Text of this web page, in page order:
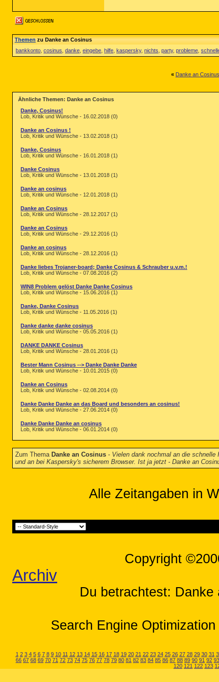
Themenzu Danke an Cosinus
bankkonto cosinus danke eingebe hilfe kaspersky, nichts party, probleme
« Danke an Cosinus
Ähnliche Themen: Danke an Cosinus
Danke, Cosinus!
Lob, Kritik und Wünsche - 16.02.2018 (0)
Danke an Cosinus !
Lob, Kritik und Wünsche - 13.02.2018 (1)
Danke, Cosinus
Lob, Kritik und Wünsche - 16.01.2018 (1)
Danke Cosinus
Lob, Kritik und Wünsche - 13.01.2018 (1)
Danke an cosinus
Lob, Kritik und Wünsche - 12.01.2018 (1)
Danke an Cosinus
Lob, Kritik und Wünsche - 28.12.2017 (1)
Danke an Cosinus
Lob, Kritik und Wünsche - 29.12.2016 (1)
Danke an cosinus
Lob, Kritik und Wünsche - 28.12.2016 (1)
Danke liebes Trojaner-board; Danke Cosinus & Schrauber u.v.m.!
Lob, Kritik und Wünsche - 07.08.2016 (2)
WIN8 Problem gelöst Danke Danke Cosinus
Lob, Kritik und Wünsche - 15.06.2016 (1)
Danke, Danke Cosinus
Lob, Kritik und Wünsche - 11.05.2016 (1)
Danke danke danke cosinus
Lob, Kritik und Wünsche - 05.05.2016 (1)
DANKE DANKE Cosinus
Lob, Kritik und Wünsche - 28.01.2016 (1)
Bester Mann Cosinus --> Danke Danke Danke
Lob, Kritik und Wünsche - 10.01.2015 (0)
Danke an Cosinus
Lob, Kritik und Wünsche - 02.08.2014 (0)
Danke Danke Danke an das Board und besonders an cosinus!
Lob, Kritik und Wünsche - 27.06.2014 (0)
Danke Danke Danke an cosinus
Lob, Kritik und Wünsche - 06.01.2014 (0)
Zum Thema Danke an Cosinus - Vielen dank nochmal an die
und an bei Kaspersky's sicherem Browser. Ist ja jetzt - Danke an
Alle Zeitangaben in
Copyright
Archiv
Du betrachtest:
Search Engine
1 2 3 4 5 6 7 8 9 10 11 12 13 14 15 16 17 18 19 20 21 22 23 24 25 26 27 28 29 30 31
66 67 68 69 70 71 72 73 74 75 76 77 78 79 80 81 82 83 84 85 86 87 88 89 90 91 92 93
120 121 122 123